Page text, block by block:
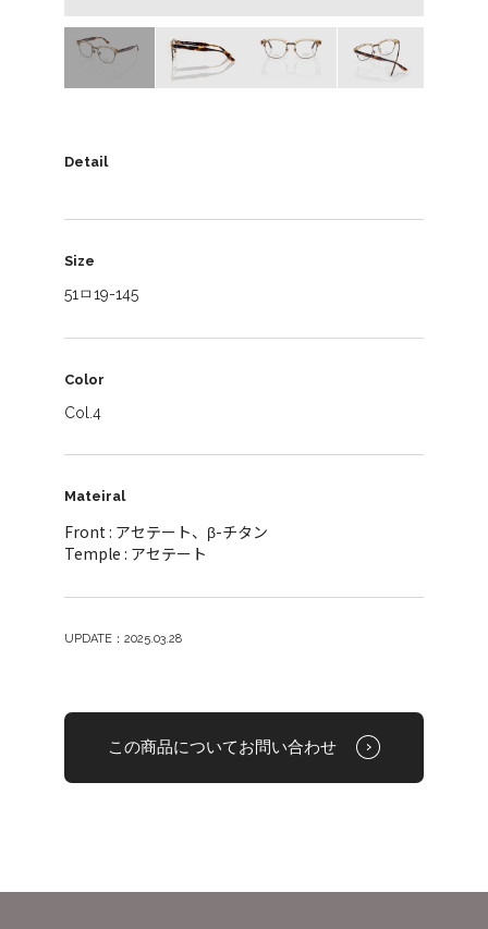
Detail
Size
51ㅁ19-145
Color
Col.4
Mateiral
Front : アセテート、β-チタン
Temple : アセテート
UPDATE：2025.03.28
この商品についてお問い合わせ